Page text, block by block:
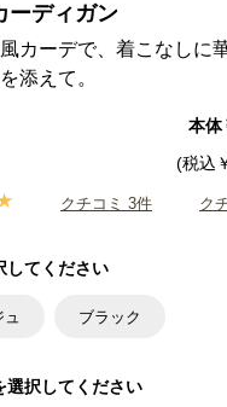
ーディガン
カーデで、着こなしに
添えて。
本体
(税込
クチコミ 3件 ク
してください
ブラック
選択してください